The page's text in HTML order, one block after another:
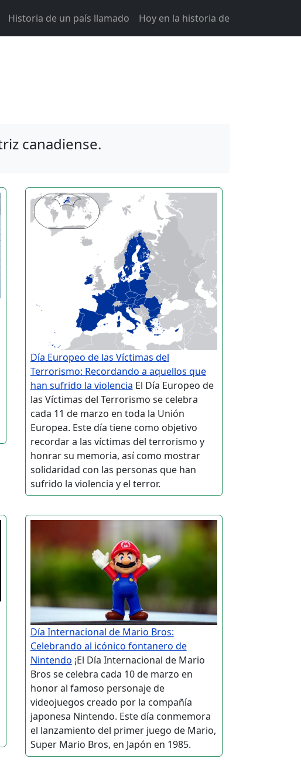
Historia de un país llamado Hoy en la historia de
canadiense.
Día Europeo de las Víctimas del
Terrorismo: Recordando a aquellos que
han sufrido la violencia El Día Europeo de
las Víctimas del Terrorismo se celebra
cada 11 de marzo en toda la Unión
Europea. Este día tiene como objetivo
recordar a las víctimas del terrorismo y
honrar su memoria, así como mostrar
solidaridad con las personas que han
sufrido la violencia y el terror.
Día Internacional de Mario Bros:
Celebrando al icónico fontanero de
Nintendo ¡El Día Internacional de Mario
Bros se celebra cada 10 de marzo en
honor al famoso personaje de
videojuegos creado por la compañía
japonesa Nintendo. Este día conmemora
el lanzamiento del primer juego de Mario,
Super Mario Bros, en Japón en 1985.